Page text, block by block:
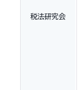
税法研究会